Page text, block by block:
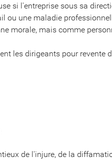
si l'entreprise sous sa
ou une maladie
morale, mais comme
les dirigeants pour revente
de l'injure, de la